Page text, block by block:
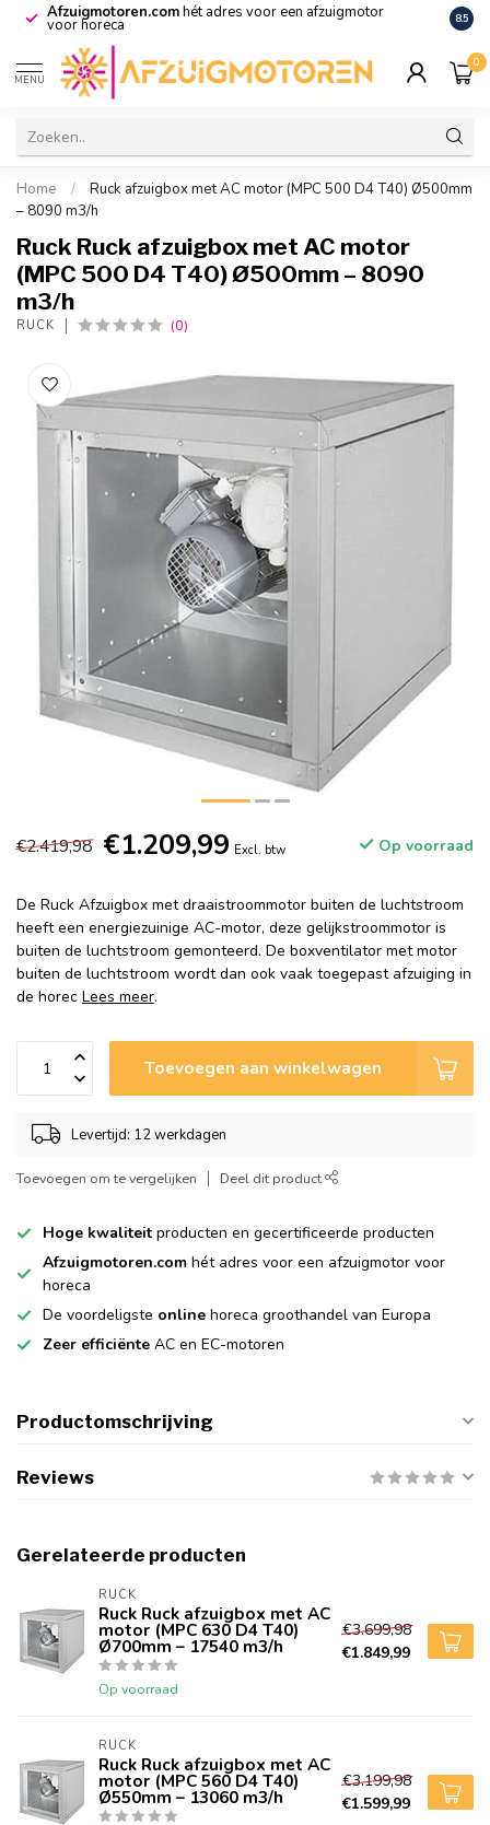
Afzuigmotoren.comhét adres voor een afzuigmotor
voor horeca De
8.5
MENU
0
Home /
Ruck afzuigbox met AC motor (MPC 500 D4 T40) Ø500mm
– 8090 m3/h
Ruck Ruck afzuigbox met AC motor
(MPC 500 D4 T40) Ø500mm – 8090
m3/h
RUCK (0)
€2.419,98 €1.209,99 Excl. btw Op voorraad
De Ruck Afzuigbox met draaistroommotor buiten de luchtstroom
heeft een energiezuinige AC-motor, deze gelijkstroommotor is
buiten de luchtstroom gemonteerd. De boxventilator met motor
buiten de luchtstroom wordt dan ook vaak toegepast afzuiging in
de horec Lees meer.
Toevoegen aan winkelwagen
Levertijd: 12 werkdagen
Toevoegen om te vergelijken Deel dit product
Hoge kwaliteit producten en gecertificeerde producten
Afzuigmotoren.com hét adres voor een afzuigmotor voor
horeca
De voordeligste online horeca groothandel van Europa
Zeer efficiënte AC en EC-motoren
Productomschrijving
Reviews
Gerelateerde producten
RUCK
Ruck Ruck afzuigbox met AC
motor (MPC 630 D4 T40)
Ø700mm – 17540 m3/h
Op voorraad
€3.699,98
€1.849,99
RUCK
Ruck Ruck afzuigbox met AC
motor (MPC 560 D4 T40)
Ø550mm – 13060 m3/h
€3.199,98
€1.599,99